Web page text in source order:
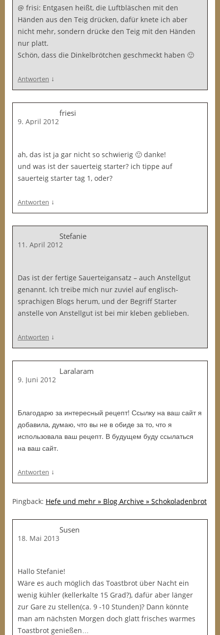
@ frisi: Entgasen heißt, die Luftbläschen mit den
Händen aus den Teig drücken, dafür knete ich aber
nicht mehr, sondern drücke den Teig mit den Händen
nur platt.
Schön, dass die Dinkelbrötchen geschmeckt haben 🙂
Antworten ↓
friesi
9. April 2012
ah, das ist ja gar nicht so schwierig 🙂 danke!
und was ist der sauerteig starter? ich tippe auf
sauerteig starter tag 1, oder?
Antworten ↓
Stefanie
11. April 2012
Das ist der fertige Sauerteigansatz – auch Anstellgut
genannt. Ich treibe mich nur zuviel auf englisch-
sprachigen Blogs herum, und der Begriff Starter
anstelle von Anstellgut ist bei mir kleben geblieben.
Antworten ↓
Laralaram
9. Juni 2012
Благодарю за интересный рецепт! Ссылку на ваш сайт я
добавила, думаю, что вы не в обиде за то, что я
использовала ваш рецепт. В будущем буду ссылаться
на ваш сайт.
Antworten ↓
Pingback: Hefe und mehr » Blog Archive » Schokoladenbrot
Susen
18. Mai 2013
Hallo Stefanie!
Wäre es auch möglich das Toastbrot über Nacht ein
wenig kühler (kellerkalte 15 Grad?), dafür aber länger
zur Gare zu stellen(ca. 9 -10 Stunden)? Dann könnte
man am nächsten Morgen doch glatt frisches warmes
Toastbrot genießen…